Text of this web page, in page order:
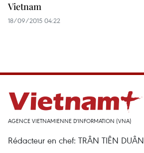
Vietnam
18/09/2015 04:22
AGENCE VIETNAMIENNE D'INFORMATION (VNA)
Rédacteur en chef: TRÂN TIÊN DUÂN